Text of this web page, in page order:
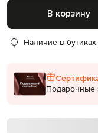
В корзину
Наличие в бутиках
Подарочные